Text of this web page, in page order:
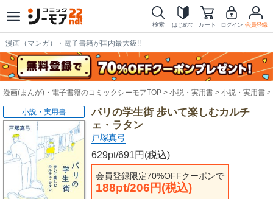
検索 はじめて カート ログイン 会員登録
漫画（マンガ）・電子書籍が国内最大級!!
漫画(まんが)・電子書籍のコミックシーモアTOP 小説・実用書 小説・実用書
パリの学生街 歩いて楽しむカルチ
ェ・ラタン
戸塚真弓
629pt/691円(税込)
会員登録限定70%OFFクーポンで
188pt/206円(税込)
小説・実用書